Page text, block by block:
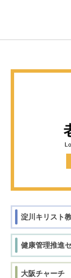
淀川キリスト
健康管理推進
大阪チャーチ